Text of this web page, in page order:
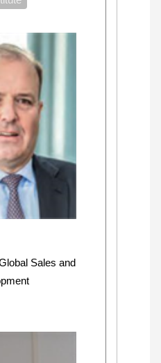
Sales and